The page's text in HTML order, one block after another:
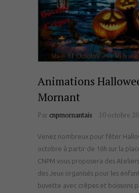
Animations
Mornant
Par cnpmornantais 10 octobre
Venez nombreux pour fêter
octobre à partir de 16h sur la
CNPM vous proposera des
des Jeux organisés pour les
buvette avec crêpes et boissons